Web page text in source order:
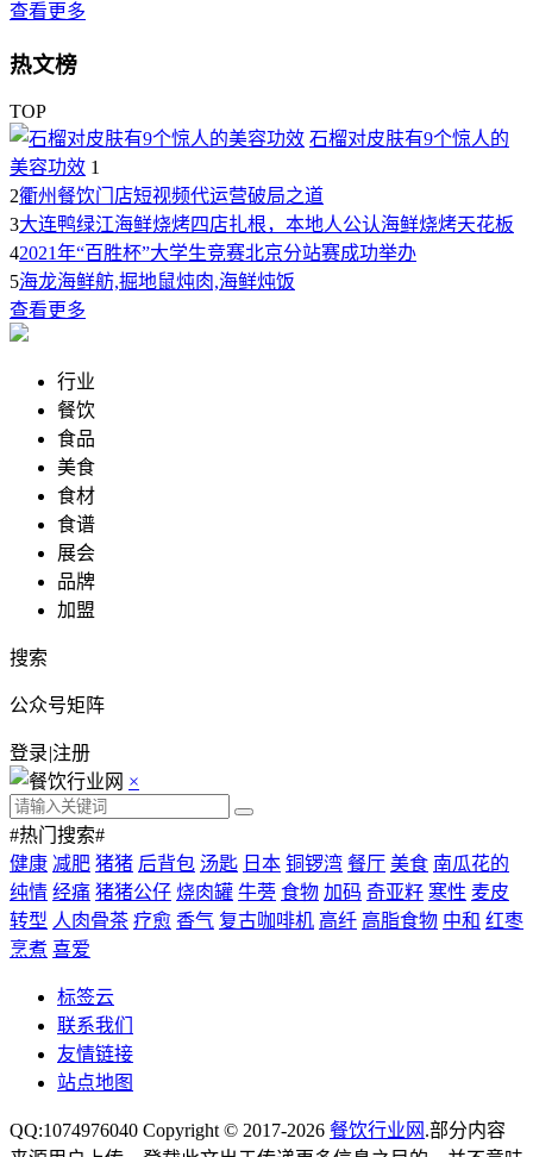
查看更多
热文榜
TOP
石榴对皮肤有9个惊人的
美容功效 1
2衢州餐饮门店短视频代运营破局之道
3大连鸭绿江海鲜烧烤四店扎根，本地人公认海鲜烧烤天花板
42021年“百胜杯”大学生竞赛北京分站赛成功举办
5海龙海鲜舫,掘地鼠炖肉,海鲜炖饭
查看更多
行业
餐饮
食品
美食
食材
食谱
展会
品牌
加盟
搜索
公众号矩阵
登录|注册
×
#热门搜索#
健康 减肥 猪猪 后背包 汤匙 日本 铜锣湾 餐厅 美食 南瓜花的
纯情 经痛 猪猪公仔 烧肉罐 牛蒡 食物 加码 奇亚籽 寒性 麦皮
转型 人肉骨茶 疗愈 香气 复古咖啡机 高纤 高脂食物 中和 红枣
烹煮 喜爱
标签云
联系我们
友情链接
站点地图
QQ:1074976040 Copyright © 2017-2026 餐饮行业网 .部分内容